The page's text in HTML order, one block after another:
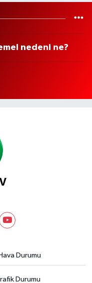
nedeni ne?
Durumu
Durumu